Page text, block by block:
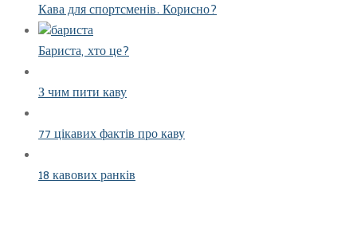
Кава для спортсменів. Корисно?
Бариста, хто це?
З чим пити каву
77 цікавих фактів про каву
18 кавових ранків